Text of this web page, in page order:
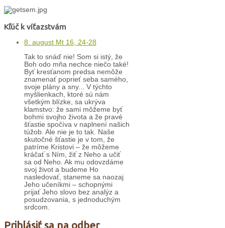
Kľúč k víťazstvám
8. august Mt 16, 24-28
Tak to snáď nie! Som si istý, že
Boh odo mňa nechce niečo také!
Byť kresťanom predsa nemôže
znamenať poprieť seba samého,
svoje plány a sny... V týchto
myšlienkach, ktoré sú nám
všetkým blízke, sa ukrýva
klamstvo: že sami môžeme byť
bohmi svojho života a že pravé
šťastie spočíva v naplnení našich
túžob. Ale nie je to tak. Naše
skutočné šťastie je v tom, že
patríme Kristovi – že môžeme
kráčať s Ním, žiť z Neho a učiť
sa od Neho. Ak mu odovzdáme
svoj život a budeme Ho
nasledovať, staneme sa naozaj
Jeho učeníkmi – schopnými
prijať Jeho slovo bez analýz a
posudzovania, s jednoduchým
srdcom.
Prihlásiť sa na odber